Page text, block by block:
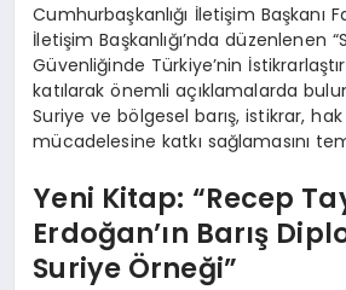
Cumhurbaşkanlığı İletişim Başkanı
İletişim Başkanlığı’nda düzenlenen
Güvenliğinde Türkiye’nin
katılarak önemli açıklamalarda
Suriye ve bölgesel barış, istikrar,
mücadelesine katkı sağlamasını
Yeni Kitap: “Recep
Erdoğan’ın Barış
Suriye Örneği”